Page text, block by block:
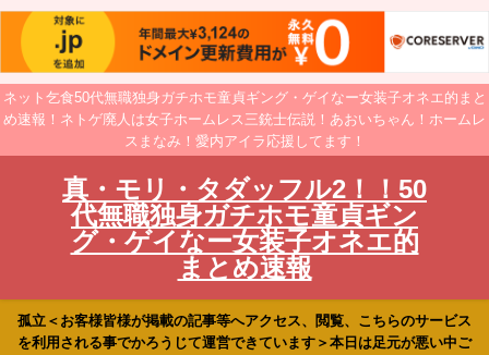
ネット乞食50代無職独身ガチホモ童貞ギング・ゲイなー女装子オネエ的まと
め速報！ネトゲ廃人は女子ホームレス三銃士伝説！あおいちゃん！ホームレ
スまなみ！愛内アイラ応援してます！
真・モリ・タダッフル2！！50
代無職独身ガチホモ童貞ギン
グ・ゲイなー女装子オネエ的
まとめ速報
孤立＜お客様皆様が掲載の記事等へアクセス、閲覧、こちらのサービス
を利用される事でかろうじて運営できています＞本日は足元が悪い中ご